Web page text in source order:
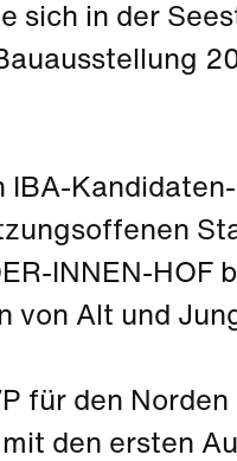
sich in der
INNEN-HOF
von Alt und
für den
den ersten